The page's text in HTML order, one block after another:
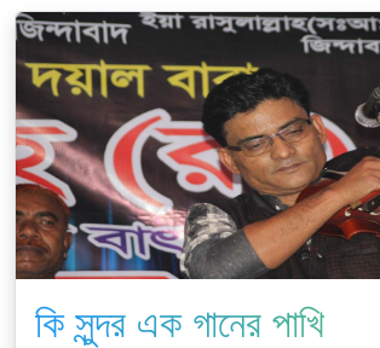
কি সুন্দর এক গানের পাখি